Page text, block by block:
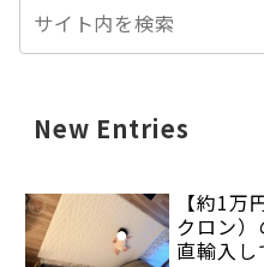
New Entries
【約1万
クロン）
直輸入し